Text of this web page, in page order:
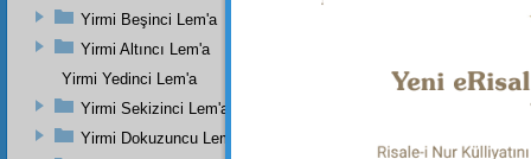
Yirmi Beşinci Lem'a
Yirmi Altıncı Lem'a
Yirmi Yedinci Lem'a
Yirmi Sekizinci Lem'a
Yirmi Dokuzuncu Lem'a